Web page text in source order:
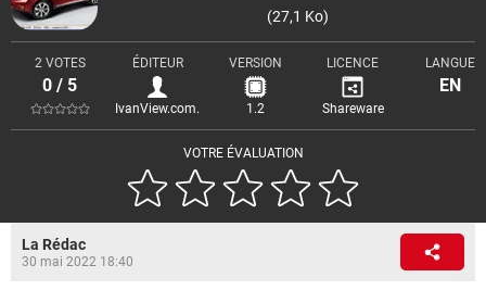
(27,1 Ko)
VOTRE ÉVALUATION
2 VOTES
0 / 5
ÉDITEUR
IvanView.com.
VERSION
1.2
LICENCE
Shareware
LANGUE
EN
La Rédac
30 mai 2022 18:40